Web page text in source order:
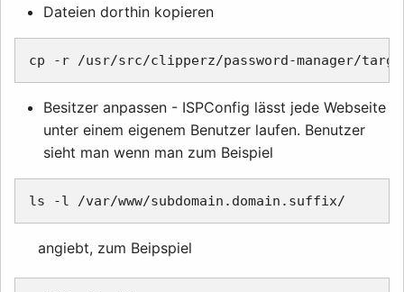
Dateien dorthin kopieren
Besitzer anpassen - ISPConfig lässt jede Webseite
unter einem eigenem Benutzer laufen. Benutzer
sieht man wenn man zum Beispiel
angiebt, zum Beipspiel